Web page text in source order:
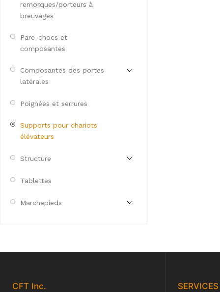
remorques/porteurs à
breuvages
Pare-chocs et
composantes
Composantes des portes
latérales
Poignées et serrures
Supports pour chariots
élévateurs
Structure
Tablettes
Marchepieds
CFT Inc. SERVICES